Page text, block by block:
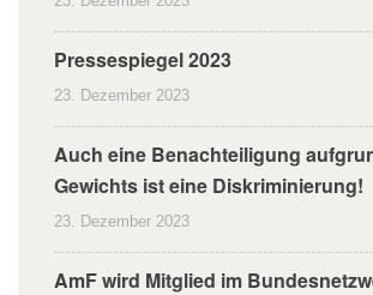
Pressespiegel 2023
23. Dezember 2023
Auch eine Benachteiligung
Gewichts ist eine Diskriminierung!
23. Dezember 2023
AmF wird Mitglied im